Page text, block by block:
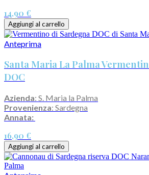
14,90 €
Aggiungi al carrello
Anteprima
Santa Maria La Palma
DOC
Azienda: S. Maria la Palma
Provenienza: Sardegna
Annata:
16,90 €
Aggiungi al carrello